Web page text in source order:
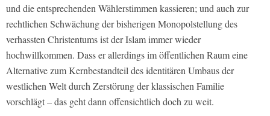
und die entsprechenden Wählerstimmen kassieren; und auch zur
rechtlichen Schwächung der bisherigen Monopolstellung des
verhassten Christentums ist der Islam immer wieder
hochwillkommen. Dass er allerdings im öffentlichen Raum eine
Alternative zum Kernbestandteil des identitären Umbaus der
westlichen Welt durch Zerstörung der klassischen Familie
vorschlägt – das geht dann offensichtlich doch zu weit.